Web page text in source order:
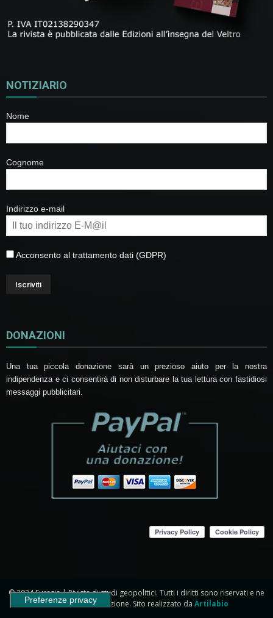
NOTIZIARIO
Nome
Cognome
Indirizzo e-mail
Acconsento al trattamento dati (GDPR)
DONAZIONI
Una tua piccola donazione sarà un prezioso aiuto per la nostra
indipendenza e ci consentirà di non disturbare la tua lettura con fastidiosi
messaggi pubblicitari.
© 2024 Eurasia | Rivista di studi geopolitici. Tutti i diritti sono riservati e ne
è vietata la riproduzione. Sito realizzato da Artilabio